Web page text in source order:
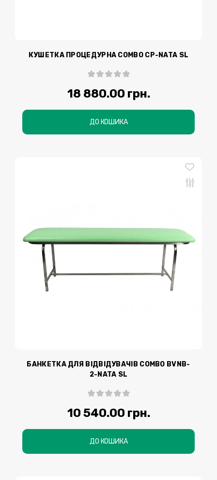
КУШЕТКА ПРОЦЕДУРНА COMBO СР-NATA SL
18 880.00 грн.
ДО КОШИКА
БАНКЕТКА ДЛЯ ВІДВІДУВАЧІВ COMBO BVNB-
2-NATA SL
10 540.00 грн.
ДО КОШИКА